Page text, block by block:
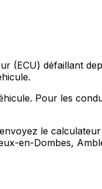
défaillant
Pour les
le
en-Dombes,